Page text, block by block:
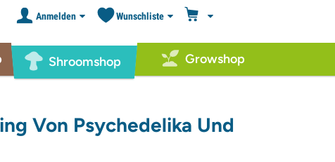
Anmelden Wunschliste
Shroomshop Growshop
Von Psychedelika Und